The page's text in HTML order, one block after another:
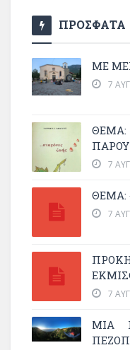
ΠΡΟΣΦΑΤΑ
ΜΕ
7
7
ΘΕΜΑ:
7
7
ΜΙΑ